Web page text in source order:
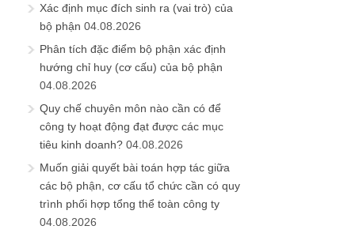
Xác định mục đích sinh ra (vai trò) của
bộ phận 04.08.2026
Phân tích đặc điểm bộ phận xác định
hướng chỉ huy (cơ cấu) của bộ phận
04.08.2026
Quy chế chuyên môn nào cần có để
công ty hoạt động đạt được các mục
tiêu kinh doanh? 04.08.2026
Muốn giải quyết bài toán hợp tác giữa
các bộ phận, cơ cấu tổ chức cần có quy
trình phối hợp tổng thể toàn công ty
04.08.2026